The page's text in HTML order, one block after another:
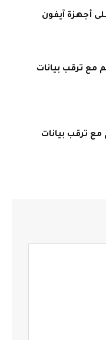
أجهزة آيفون
مع ترقب بيانات
ترقب بيانات